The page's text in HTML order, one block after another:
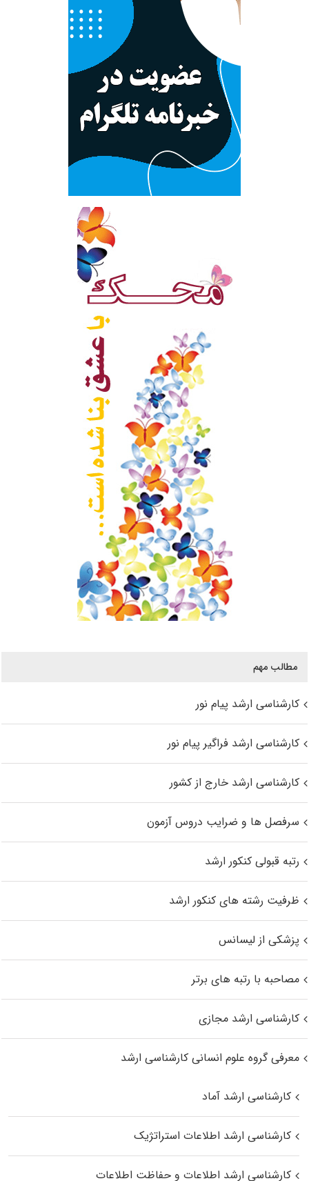
مطالب مهم
کارشناسی ارشد پیام نور
کارشناسی ارشد فراگیر پیام نور
کارشناسی ارشد خارج از کشور
سرفصل ها و ضرایب دروس آزمون
رتبه قبولی کنکور ارشد
ظرفیت رشته های کنکور ارشد
پزشکی از لیسانس
مصاحبه با رتبه های برتر
کارشناسی ارشد مجازی
معرفی گروه علوم انسانی کارشناسی ارشد
کارشناسی ارشد آماد
کارشناسی ارشد اطلاعات استراتژیک
کارشناسی ارشد اطلاعات و حفاظت اطلاعات